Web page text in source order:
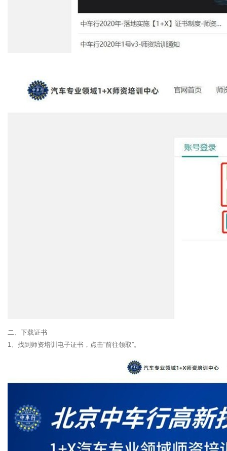
二、下载证书
1、找到师资培训电子证书，点击“前往领取”。